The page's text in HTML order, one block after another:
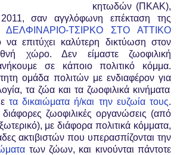
κητωδών (ΠΚΑΚ),
2011, σαν αγγλόφωνη επέκταση της
ΤΣΙΡΚΟ ΣΤΟ ΑΤΤΙΚΟ
επιτύχει καλύτερη δικτύωση στον
χώρο. Δεν είμαστε ζωοφιλική
σε κάποιο πολιτικό κόμμα.
ομάδα πολιτών με ενδιαφέρον για
τα ζώα και τα ζωοφιλικά κινήματα
τα δικαιώματα ή/και την ευζωία τους.
ζωοφιλικές οργανώσεις (από
με διάφορα πολιτικά κόμματα,
ακτιβιστών που υπερασπίζονται την
των ζώων, και κινούνται πάντοτε